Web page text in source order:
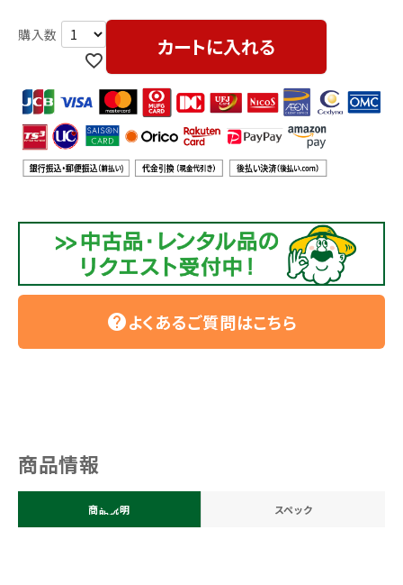
利用ガイド
info@agriz.net
FAXでのご注文
0739-72-4532 24時間受付
カートに入れる
helpよくあるご質問はこちら
商品情報
商品説明 スペック